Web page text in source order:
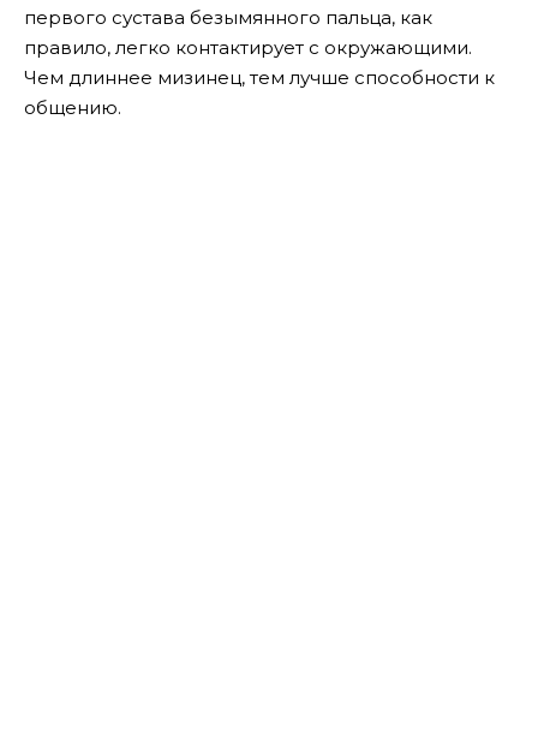
первого сустава безымянного пальца, как
правило, легко контактирует с окружающими.
Чем длиннее мизинец, тем лучше способности к
общению.